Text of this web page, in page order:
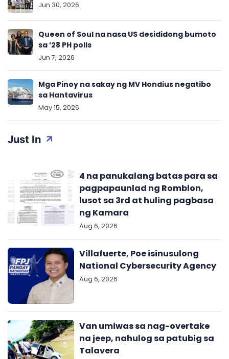
Just In
4 na panukalang batas para sa
pagpapaunlad ng Romblon,
lusot sa 3rd at huling pagbasa
ng Kamara
Aug 6, 2026
Villafuerte, Poe isinusulong
National Cybersecurity Agency
Aug 6, 2026
Van umiwas sa nag-overtake
na jeep, nahulog sa patubig sa
Talavera
Jun 30, 2026
Queen of Soul na nasa US desididong bumoto
sa ’28 PH polls
Jun 7, 2026
Mga Pinoy na sakay ng MV Hondius negatibo
sa Hantavirus
May 15, 2026